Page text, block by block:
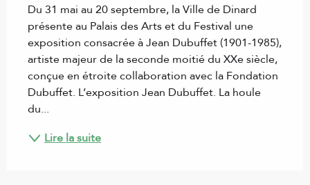
Du 31 mai au 20 septembre, la Ville de Dinard
présente au Palais des Arts et du Festival une
exposition consacrée à Jean Dubuffet (1901-1985),
artiste majeur de la seconde moitié du XXe siècle,
conçue en étroite collaboration avec la Fondation
Dubuffet. L’exposition Jean Dubuffet. La houle
du...
Lire la suite